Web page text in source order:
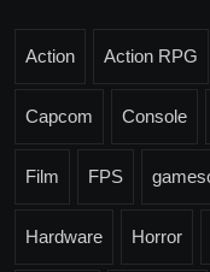
Action Action RPG
Capcom Console
Film FPS
Hardware Horror